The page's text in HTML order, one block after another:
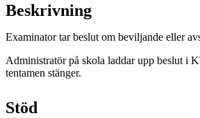
Beskrivning
Examinator tar beslut om beviljande eller
Administratör på skola laddar upp beslut i
tentamen stänger.
Stöd